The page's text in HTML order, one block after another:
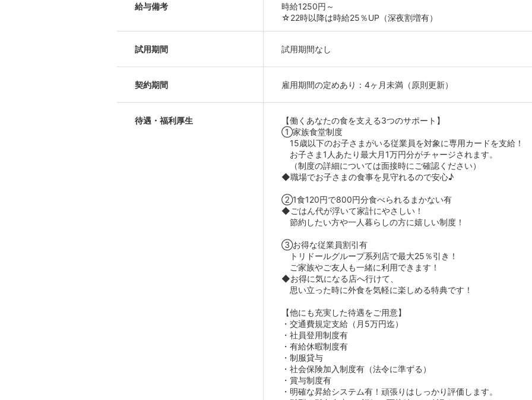
給与備考
時給1250円～
☆22時以降は時給25％UP（深夜割増有）
試用期間 試用期間なし
契約期間 雇用期間の定めあり：4ヶ月未満（原則更新）
待遇・福利厚生
【働くあなたの食を支える3つのサポート】
①家族食堂制度
15歳以下のお子さまがいる従業員を対象に専用カードを支給！
お子さま1人あたり最大月1万円分がチャージされます。
（制度の詳細については面接時にご確認ください）
◆職場でお子さまの食事を見守れるので安心♪
②1食120円で800円分食べられるまかない有
◆ごはん代が浮いて家計にやさしい！
節約したい方や一人暮らしの方に嬉しい制度！
③お得な従業員割引有
トリドールグループ系列店で最大25％引き！
ご家族やご友人も一緒に利用できます！
◆お得に気になる店へ行けて、
思い立った時に外食を気軽に楽しめる特典です！
【他にも充実した待遇をご用意】
・交通費規定支給（月5万円迄）
・社員登用制度有
・有給休暇制度有
・制服貸与
・社会保険加入制度有（法令に準ずる）
・賞与制度有
・明確な昇給システム有！頑張りはしっかり評価します。